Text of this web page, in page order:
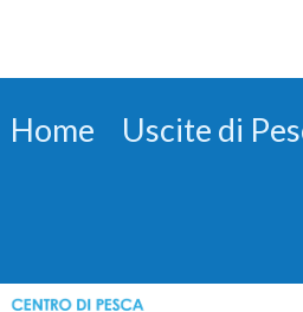
Home Uscite di